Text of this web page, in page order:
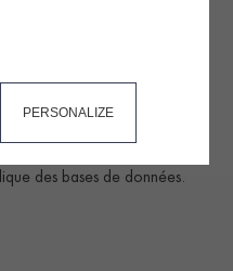
des bases de données.
PERSONALIZE